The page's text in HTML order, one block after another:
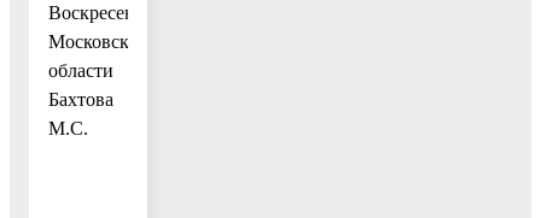
Воскресенск
Московской
области
Бахтова
М.С.